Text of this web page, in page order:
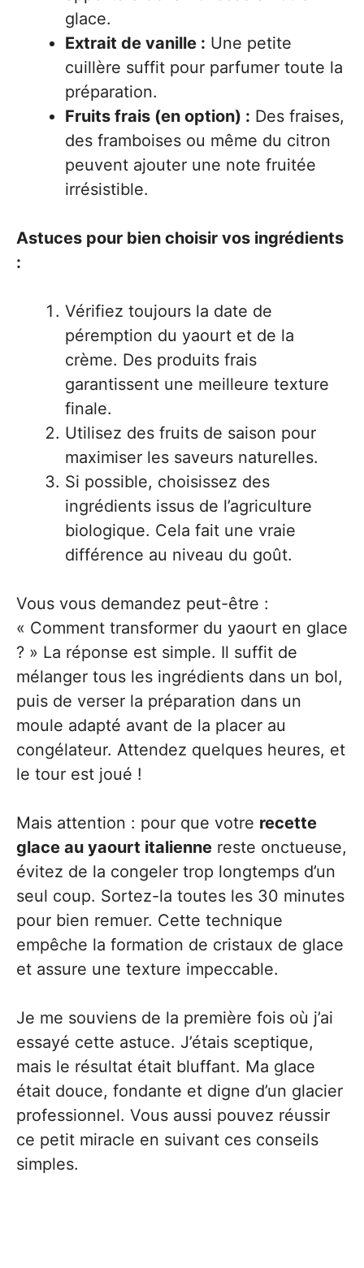
glace.
Extrait de vanille : Une petite
cuillère suffit pour parfumer toute la
préparation.
Fruits frais (en option) : Des fraises,
des framboises ou même du citron
peuvent ajouter une note fruitée
irrésistible.
Astuces pour bien choisir vos ingrédients
:
Vérifiez toujours la date de
péremption du yaourt et de la
crème. Des produits frais
garantissent une meilleure texture
finale.
Utilisez des fruits de saison pour
maximiser les saveurs naturelles.
Si possible, choisissez des
ingrédients issus de l’agriculture
biologique. Cela fait une vraie
différence au niveau du goût.
Vous vous demandez peut-être :
« Comment transformer du yaourt en glace
? » La réponse est simple. Il suffit de
mélanger tous les ingrédients dans un bol,
puis de verser la préparation dans un
moule adapté avant de la placer au
congélateur. Attendez quelques heures, et
le tour est joué !
Mais attention : pour que votre recette
glace au yaourt italienne reste onctueuse,
évitez de la congeler trop longtemps d’un
seul coup. Sortez-la toutes les 30 minutes
pour bien remuer. Cette technique
empêche la formation de cristaux de glace
et assure une texture impeccable.
Je me souviens de la première fois où j’ai
essayé cette astuce. J’étais sceptique,
mais le résultat était bluffant. Ma glace
était douce, fondante et digne d’un glacier
professionnel. Vous aussi pouvez réussir
ce petit miracle en suivant ces conseils
simples.